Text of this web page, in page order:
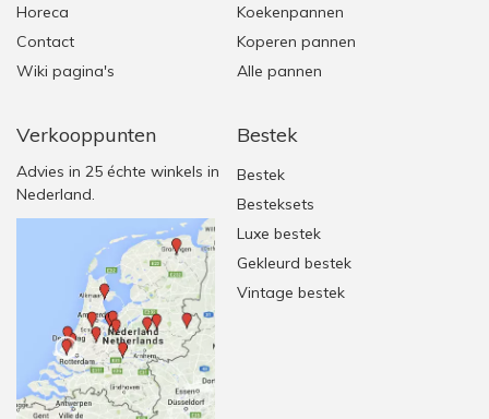
Horeca
Contact
Wiki pagina's
Verkooppunten
Advies in 25 échte winkels in
Nederland.
Koekenpannen
Koperen pannen
Alle pannen
Bestek
Bestek
Besteksets
Luxe bestek
Gekleurd bestek
Vintage bestek